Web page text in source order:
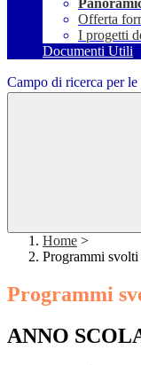
Offerta
I progetti
Documenti Utili
Campo di ricerca per
Home >
Programmi svolti
Programmi
ANNO